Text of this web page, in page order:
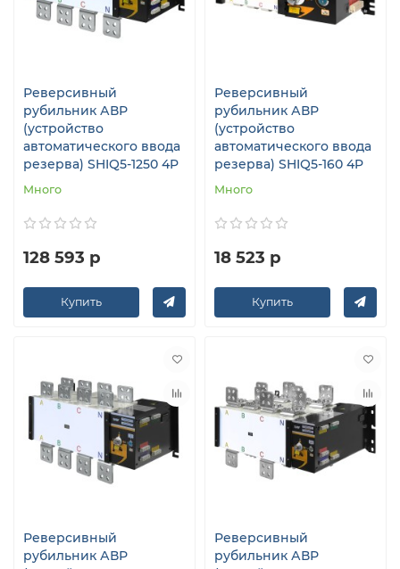
Реверсивный
рубильник АВР
(устройство
автоматического ввода
резерва) SHIQ5-1250 4P
Много
128 593 р
Купить
Реверсивный
рубильник АВР
(устройство
автоматического ввода
резерва) SHIQ5-160 4P
Много
18 523 р
Купить
Реверсивный
рубильник АВР
Реверсивный
рубильник АВР